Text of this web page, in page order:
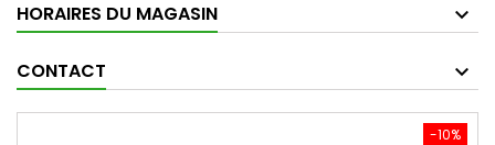
HORAIRES DU MAGASIN
CONTACT
-10%